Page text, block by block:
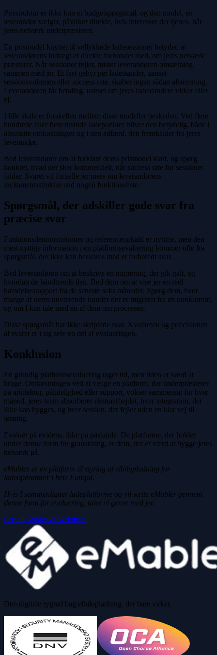
Prisstruktur er ikke kun et budgetspørgsmål, og den model, en
leverandør vælger, påvirker direkte, hvis interesser der tjenes, når
jeres netværk underpræsterer.
En prismodel knyttet til vellykkede ladesessioner betyder, at
leverandørens indtægt er direkte forbundet med, om jeres netværk
præsterer. Når sessioner fejler, mister leverandøren omsætning
sammen med jer. Et fast gebyr per ladestander, uanset
sessionsvolumen eller success rate, skaber ingen sådan afstemning.
Leverandøren får betaling, uanset om jeres ladestandere virker eller
ej.
I lille skala er forskellen mellem disse modeller beskeden. Ved flere
hundrede eller flere tusinde ladepunkter bliver den betydelig, både i
absolutte omkostninger og i den adfærd, den fremkalder fra jeres
leverandør.
Bed leverandører om at forklare deres prismodel klart, og spørg
konkret, hvad der sker kommercielt, når success rate for sessioner
falder. Svaret vil fortælle jer mere om leverandørens
incitamentsstruktur end nogen funktionsliste.
Spørgsmål, der adskiller gode svar fra
præcise svar
Funktionsdemonstrationer og referenceopkald er nyttige, men den
mest nyttige information i en platformsevaluering kommer ofte fra
spørgsmål, der ikke kan besvares med et forberedt svar.
Bed leverandøren om at beskrive en migrering, der gik galt, og
hvordan de håndterede den. Bed dem om at vise jer en reel
hændelsesrapport fra de seneste seks måneder. Spørg dem, hvor
mange af deres nuværende kunder der er migreret fra en konkurrent,
og om I kan tale med en af dem om processen.
Disse spørgsmål har ikke skriptede svar. Kvaliteten og præcisionen
af svaret er i sig selv en del af evalueringen.
Konklusion
En grundig platformsevaluering tager tid, men tiden er værd at
bruge. Omkostningen ved at vælge en platform, der underpræsterer
på arkitektur, pålidelighed eller support, vokser sammensat for hver
måned, jeres team absorberer ekstraarbejdet, hver integration, der
ikke kan bygges, og hver session, der fejler uden en klar vej til
løsning.
Evaluér på evidens, ikke på påstande. De platforme, der holder
under denne form for granskning, er dem, der er værd at bygge jeres
netværk på.
eMabler er en platform til styring af elbilopladning for
ladeoperatører i hele Europa.
Hvis I sammenligner ladeplatforme og vil sætte eMabler gennem
denne form for evaluering, taler vi gerne med jer.
See all Guides & Webinars
Den digitale rygrad bag elbilopladning, der bare virker.